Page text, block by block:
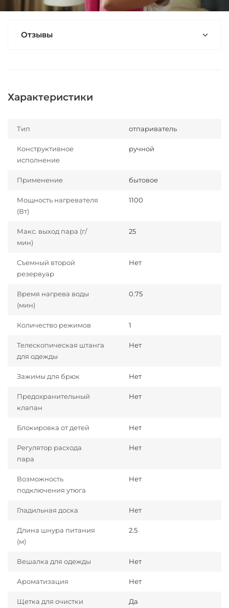
Отзывы
Характеристики
Тип отпариватель
Конструктивное
исполнение
ручной
Применение бытовое
Мощность нагревателя
(Вт)
1100
Макс. выход пара (г/
мин)
25
Съемный второй
резервуар
Нет
Время нагрева воды
(мин)
0.75
Количество режимов 1
Телескопическая штанга
для одежды
Нет
Зажимы для брюк Нет
Предохранительный
клапан
Нет
Блокировка от детей Нет
Регулятор расхода
пара
Нет
Возможность
подключения утюга
Нет
Гладильная доска Нет
Длина шнура питания
(м)
2.5
Вешалка для одежды Нет
Ароматизация Нет
Щетка для очистки
Да